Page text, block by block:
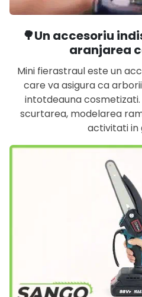
🌳Un accesoriu
aranjarea
Mini fierastraul este un
care va asigura ca
intotdeauna
scurtarea, modelarea
activitati in